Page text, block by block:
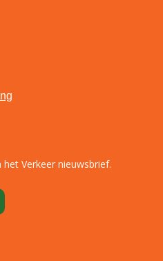
Verkeer nieuwsbrief.